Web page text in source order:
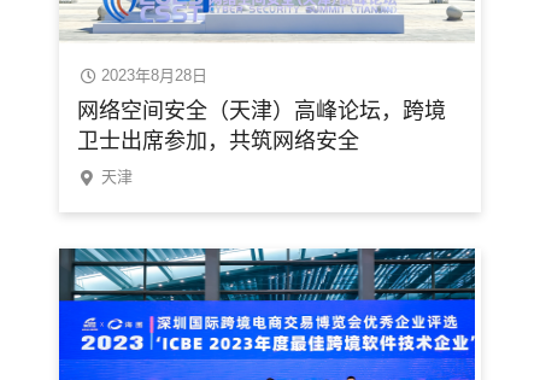
2023年8月28日
网络空间安全（天津）高峰论坛，跨境
卫士出席参加，共筑网络安全
天津